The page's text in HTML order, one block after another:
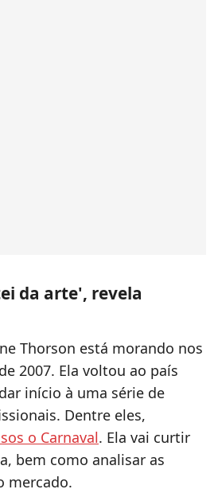
da arte', revela
Thorson está morando nos
2007. Ela voltou ao país
início à uma série de
Dentre eles,
o Carnaval. Ela vai curtir
bem como analisar as
mercado.